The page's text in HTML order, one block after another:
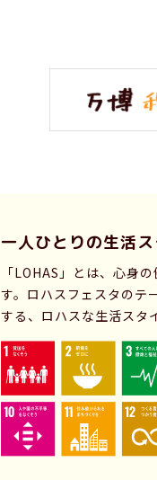
一人ひとりの生活
「LOHAS」とは、心身
す。ロハスフェスタのテ
する、ロハスな生活スタ